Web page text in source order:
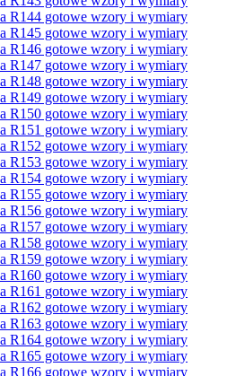
R144 gotowe wzory i wymiary
R145 gotowe wzory i wymiary
R146 gotowe wzory i wymiary
R147 gotowe wzory i wymiary
R148 gotowe wzory i wymiary
R149 gotowe wzory i wymiary
R150 gotowe wzory i wymiary
R151 gotowe wzory i wymiary
R152 gotowe wzory i wymiary
R153 gotowe wzory i wymiary
R154 gotowe wzory i wymiary
R155 gotowe wzory i wymiary
R156 gotowe wzory i wymiary
R157 gotowe wzory i wymiary
R158 gotowe wzory i wymiary
R159 gotowe wzory i wymiary
R160 gotowe wzory i wymiary
R161 gotowe wzory i wymiary
R162 gotowe wzory i wymiary
R163 gotowe wzory i wymiary
R164 gotowe wzory i wymiary
R165 gotowe wzory i wymiary
R166 gotowe wzory i wymiary